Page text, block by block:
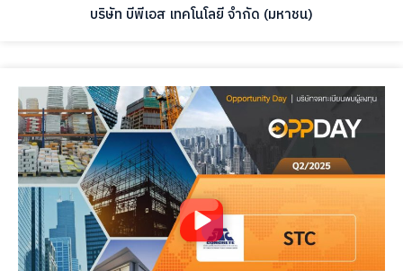
บริษัท บีพีเอส เทคโนโลยี จำกัด (มหาชน)